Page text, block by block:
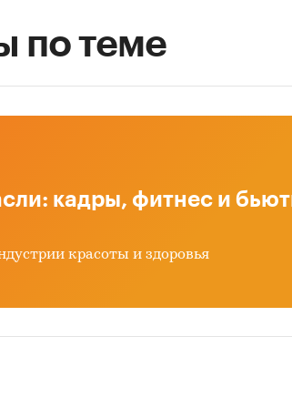
по теме
кадры, фитнес и
красоты и здоровья